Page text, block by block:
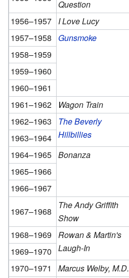
Question
1956–1957
I Love Lucy
1957–1958
Gunsmoke
1958–1959
1959–1960
1960–1961
1961–1962
Wagon Train
1962–1963
The Beverly
Hillbillies
1963–1964
1964–1965 Bonanza
1965–1966
1966–1967
1967–1968
The Andy Griffith
Show
1968–1969
Rowan & Martin's
Laugh-In
1969–1970
1970–1971
Marcus Welby, M.D.